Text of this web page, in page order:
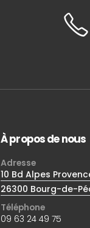
À propos de nous
Adresse
10 Bd Alpes
26300 Bourg-de-
Téléphone
09 63 24 49 75